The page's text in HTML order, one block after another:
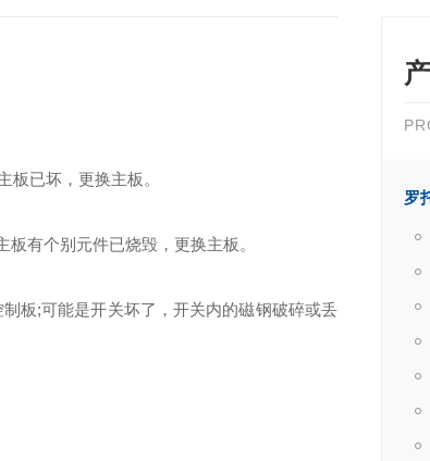
罗
已坏，更换主板。
有个别元件已烧毁，更换主板。
板;可能是开关坏了，开关内的磁钢破碎或丢